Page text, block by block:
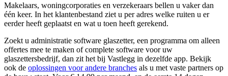
Makelaars, woningcorporaties en verzekeraars bellen u vaker dan
één keer. In het klantenbestand ziet u per adres welke ruiten u er
eerder heeft geplaatst en wat u toen heeft gerekend.
Zoekt u administratie software glaszetter, een programma om alleen
offertes mee te maken of complete software voor uw
glaszettersbedrijf, dan zit het bij Vastlegg in dezelfde app. Bekijk
ook de oplossingen voor andere branches als u met vaste partners op